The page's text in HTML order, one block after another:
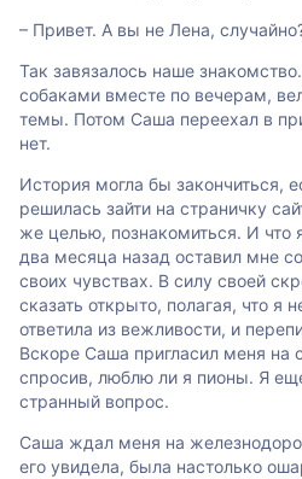
– Привет. А вы не Лена,
Так завязалось наше
собаками вместе по вечерам,
темы. Потом Саша переехал в
нет.
История могла бы закончиться,
решилась зайти на страничку
же целью, познакомиться. И что
два месяца назад оставил мне
своих чувствах. В силу своей
сказать открыто, полагая, что я
ответила из вежливости, и
Вскоре Саша пригласил меня на
спросив, люблю ли я пионы. Я
странный вопрос.
Саша ждал меня на
его увидела, была настолько